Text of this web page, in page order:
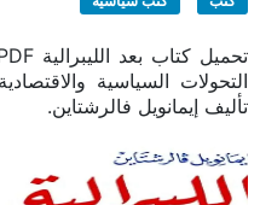
التحولات السياسية
تأليف إيمانويل فالرشتاين.